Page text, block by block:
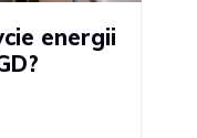
energii